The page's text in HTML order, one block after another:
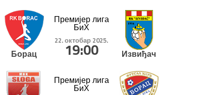
Борац
Премијер лига
БиХ
22. октобар 2025.
19:00 Извиђач
Премијер лига
БиХ